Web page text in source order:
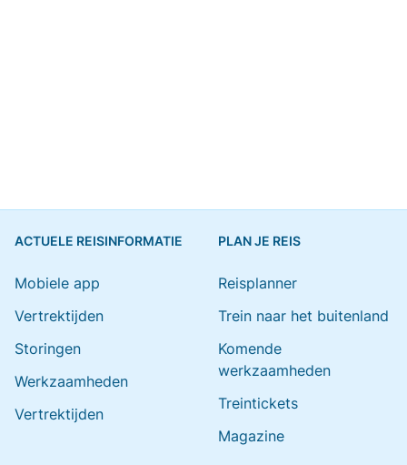
ACTUELE REISINFORMATIE
Mobiele app
Vertrektijden
Storingen
Werkzaamheden
Vertrektijden
PLAN JE REIS
Reisplanner
Trein naar het buitenland
Komende
werkzaamheden
Treintickets
Magazine